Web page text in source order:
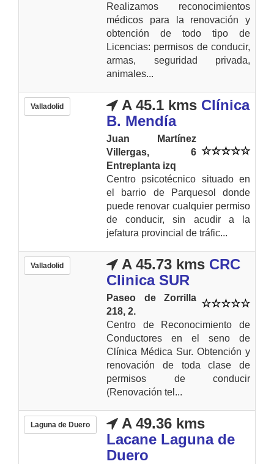
Realizamos reconocimientos
médicos para la renovación y
obtención de todo tipo de
Licencias: permisos de conducir,
armas, seguridad privada,
animales...
Valladolid A 45.1 kms Clínica
B. Mendía
Juan Martínez
Villergas, 6
Entreplanta izq
Centro psicotécnico situado en
el barrio de Parquesol donde
puede renovar cualquier permiso
de conducir, sin acudir a la
jefatura provincial de tráfic...
Valladolid A 45.73 kms CRC
Clinica SUR
Paseo de Zorrilla
218, 2.
Centro de Reconocimiento de
Conductores en el seno de
Clínica Médica Sur. Obtención y
renovación de toda clase de
permisos de conducir
(Renovación tel...
Laguna de Duero
A 49.36 kms
Lacane Laguna de
Duero